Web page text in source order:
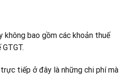
không bao gồm các khoản thuế
tiếp ở đây là những chi phí mà